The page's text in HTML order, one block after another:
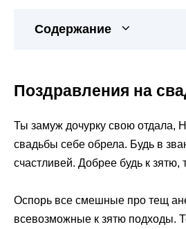
Содержание
Поздравления на
Ты замуж дочурку свою отдала,
свадьбы себе обрела. Будь в
счастливей. Добрее будь к зятю,
Оспорь все смешные про тещ
всевозможные к зятю подходы.